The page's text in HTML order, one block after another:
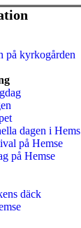
på kyrkogården
dagen i Hems
på Hemse
på Hemse
däck